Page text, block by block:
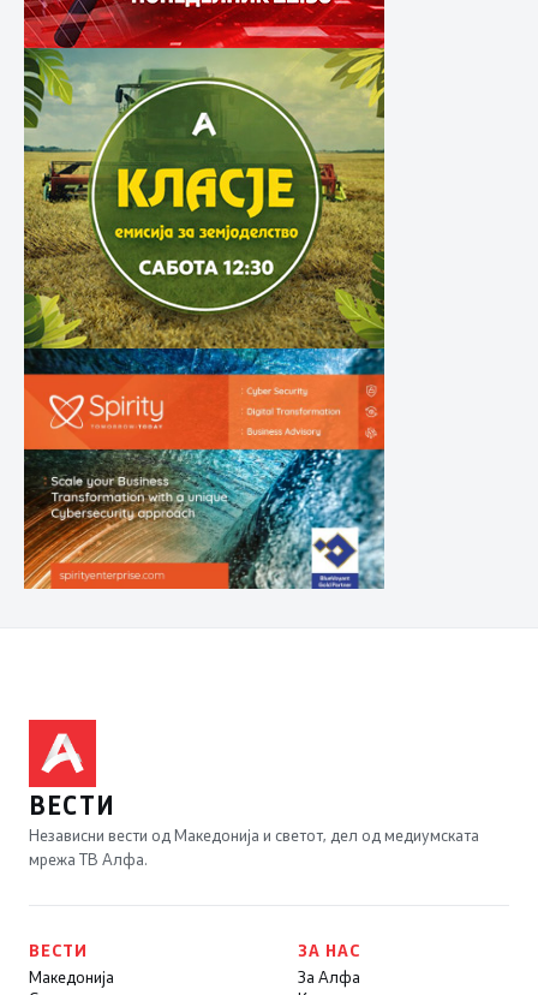
ВЕСТИ
Независни вести од Македонија и светот, дел од медиумската
мрежа ТВ Алфа.
ВЕСТИ
Македонија
ЗА НАС
За Алфа